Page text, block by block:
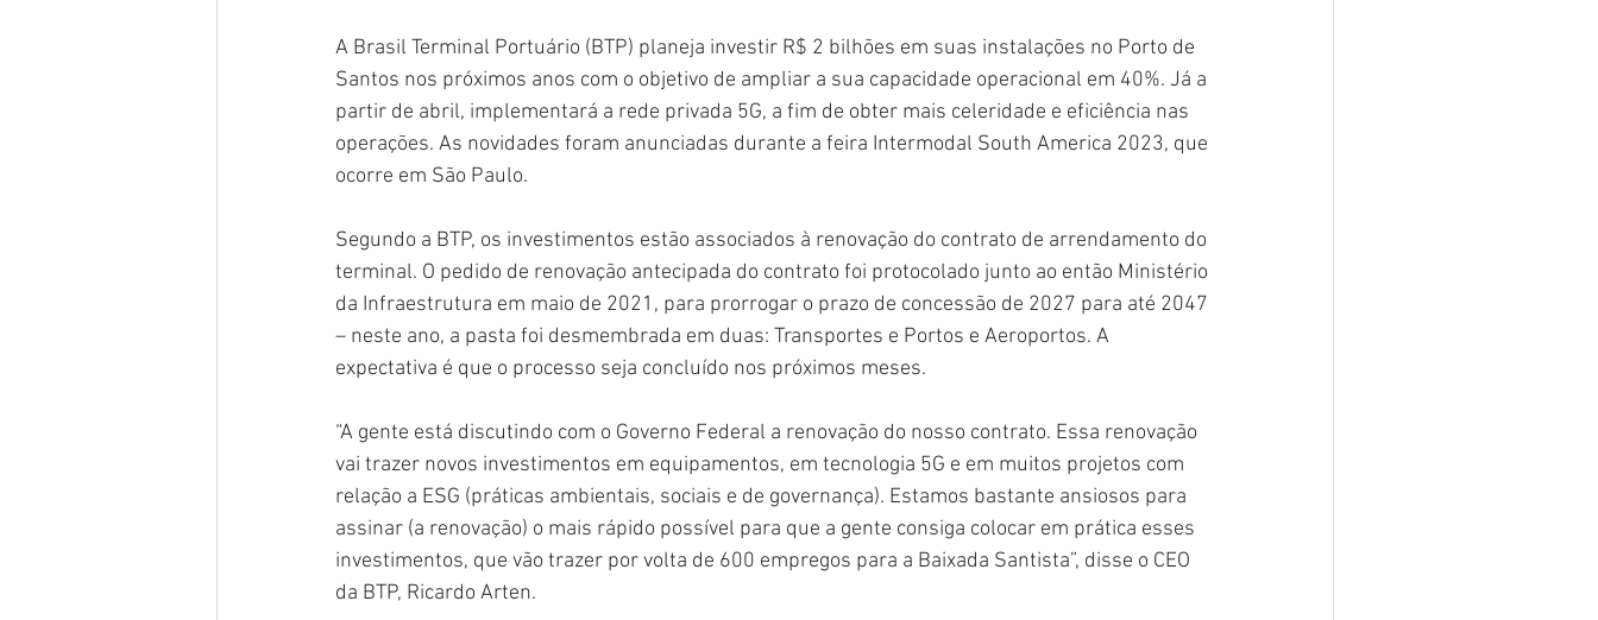
A Brasil Terminal Portuário (BTP) planeja investir R$ 2 bilhões em suas instalações no Porto de
Santos nos próximos anos com o objetivo de ampliar a sua capacidade operacional em 40%. Já a
partir de abril, implementará a rede privada 5G, a fim de obter mais celeridade e eficiência nas
operações. As novidades foram anunciadas durante a feira Intermodal South America 2023, que
ocorre em São Paulo.
Segundo a BTP, os investimentos estão associados à renovação do contrato de arrendamento do
terminal. O pedido de renovação antecipada do contrato foi protocolado junto ao então Ministério
da Infraestrutura em maio de 2021, para prorrogar o prazo de concessão de 2027 para até 2047
– neste ano, a pasta foi desmembrada em duas: Transportes e Portos e Aeroportos. A
expectativa é que o processo seja concluído nos próximos meses.
“A gente está discutindo com o Governo Federal a renovação do nosso contrato. Essa renovação
vai trazer novos investimentos em equipamentos, em tecnologia 5G e em muitos projetos com
relação a ESG (práticas ambientais, sociais e de governança). Estamos bastante ansiosos para
assinar (a renovação) o mais rápido possível para que a gente consiga colocar em prática esses
investimentos, que vão trazer por volta de 600 empregos para a Baixada Santista”, disse o CEO
da BTP, Ricardo Arten.